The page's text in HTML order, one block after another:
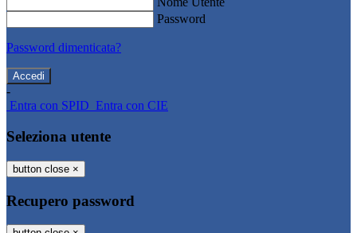
Password
Password dimenticata?
-
Entra con SPID Entra con CIE
Seleziona utente
button close ×
Recupero password